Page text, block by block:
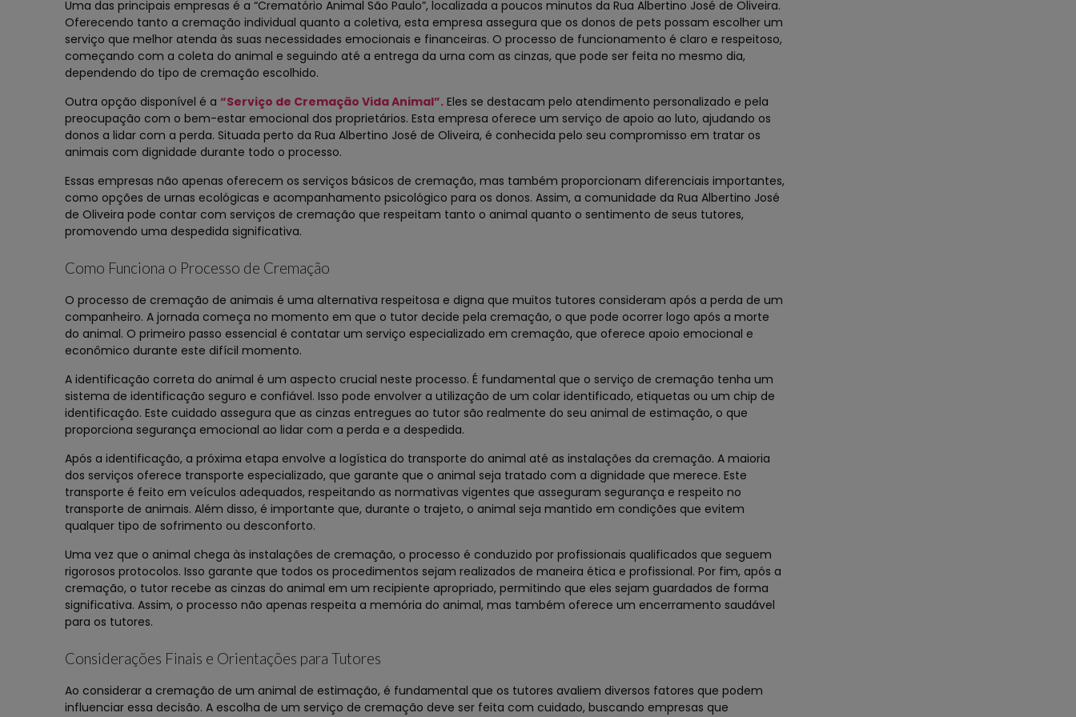
Uma das principais empresas é a “Crematório Animal São Paulo”, localizada a poucos minutos da Rua Albertino José de Oliveira.
Oferecendo tanto a cremação individual quanto a coletiva, esta empresa assegura que os donos de pets possam escolher um
serviço que melhor atenda às suas necessidades emocionais e financeiras. O processo de funcionamento é claro e respeitoso,
começando com a coleta do animal e seguindo até a entrega da urna com as cinzas, que pode ser feita no mesmo dia,
dependendo do tipo de cremação escolhido.
Outra opção disponível é a“Serviço de Cremação Vida Animal”. Eles se destacam pelo atendimento personalizado e pela
preocupação com o bem-estar emocional dos proprietários. Esta empresa oferece um serviço de apoio ao luto, ajudando os
donos a lidar com a perda. Situada perto da Rua Albertino José de Oliveira, é conhecida pelo seu compromisso em tratar os
animais com dignidade durante todo o processo.
Essas empresas não apenas oferecem os serviços básicos de cremação, mas também proporcionam diferenciais importantes,
como opções de urnas ecológicas e acompanhamento psicológico para os donos. Assim, a comunidade da Rua Albertino José
de Oliveira pode contar com serviços de cremação que respeitam tanto o animal quanto o sentimento de seus tutores,
promovendo uma despedida significativa.
Como Funciona o Processo de Cremação
O processo de cremação de animais é uma alternativa respeitosa e digna que muitos tutores consideram após a perda de um
companheiro. A jornada começa no momento em que o tutor decide pela cremação, o que pode ocorrer logo após a morte
do animal. O primeiro passo essencial é contatar um serviço especializado em cremação, que oferece apoio emocional e
econômico durante este difícil momento.
A identificação correta do animal é um aspecto crucial neste processo. É fundamental que o serviço de cremação tenha um
sistema de identificação seguro e confiável. Isso pode envolver a utilização de um colar identificado, etiquetas ou um chip de
identificação. Este cuidado assegura que as cinzas entregues ao tutor são realmente do seu animal de estimação, o que
proporciona segurança emocional ao lidar com a perda e a despedida.
Após a identificação, a próxima etapa envolve a logística do transporte do animal até as instalações da cremação. A maioria
dos serviços oferece transporte especializado, que garante que o animal seja tratado com a dignidade que merece. Este
transporte é feito em veículos adequados, respeitando as normativas vigentes que asseguram segurança e respeito no
transporte de animais. Além disso, é importante que, durante o trajeto, o animal seja mantido em condições que evitem
qualquer tipo de sofrimento ou desconforto.
Uma vez que o animal chega às instalações de cremação, o processo é conduzido por profissionais qualificados que seguem
rigorosos protocolos. Isso garante que todos os procedimentos sejam realizados de maneira ética e profissional. Por fim, após a
cremação, o tutor recebe as cinzas do animal em um recipiente apropriado, permitindo que eles sejam guardados de forma
significativa. Assim, o processo não apenas respeita a memória do animal, mas também oferece um encerramento saudável
para os tutores.
Considerações Finais e Orientações para Tutores
Ao considerar a cremação de um animal de estimação, é fundamental que os tutores avaliem diversos fatores que podem
influenciar essa decisão. A escolha de um serviço de cremação deve ser feita com cuidado, buscando empresas que